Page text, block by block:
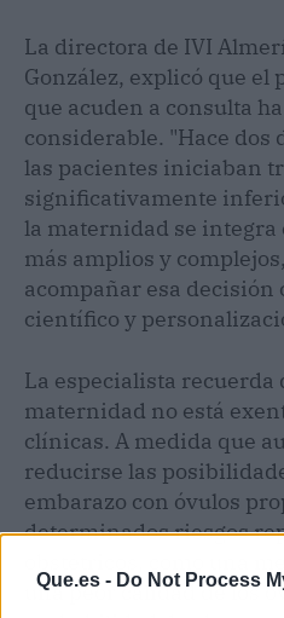
Que.es - Do Not Process
La directora de IVI
González, explicó que el
que acuden a consulta
considerable. "Hace dos
las pacientes iniciaban
significativamente
la maternidad se integra
más amplios y
acompañar esa
científico y
La especialista recuerda
maternidad no está
clínicas. A medida que
reducirse las
embarazo con óvulos
determinados riesgos
obstétricos, como una
una peor calidad de los